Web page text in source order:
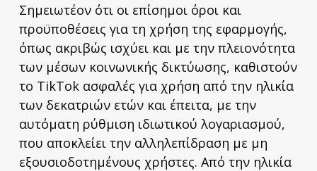
Σημειωτέον ότι οι επίσημοι όροι και
προϋποθέσεις για τη χρήση της εφαρμογής,
όπως ακριβώς ισχύει και με την πλειονότητα
των μέσων κοινωνικής δικτύωσης, καθιστούν
το TikTok ασφαλές για χρήση από την ηλικία
των δεκατριών ετών και έπειτα, με την
αυτόματη ρύθμιση ιδιωτικού λογαριασμού,
που αποκλείει την αλληλεπίδραση με μη
εξουσιοδοτημένους χρήστες. Από την ηλικία